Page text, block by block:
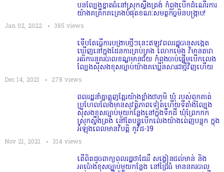
បនល្បែងខ្នាតធំនៅស្រុកស្ទឹងត្រង់ កំពុងបើកដំណើរការ
យ៉ាងគគ្រឹកគគ្រេងបំផុតខណៈសមត្ថកិច្ចមិនបង្ក្រាប!
Jan 02, 2022 385 views
ទើបតែធ្វើការបង្រាបថ្មីៗនេះឥឡូវពលរដ្ឋបានសង្កេត
ឃើញនៅក្នុងដែនការគ្រប់គ្រង លោកម៉េង វិមានតារា
អធិការនគរបាលខណ្ឌមានជ័យ កំពុងចាប់ផ្ដើមបើកលេង
ល្បែងសុីសងខុសច្បាប់យ៉ាងគឃ្លើនសារជាថ្មីវិញហើយ
Dec 14, 2021 278 views
ពលរដ្ឋនាំគ្នាត្អូញត្អែរយ៉ាងខ្លាំងថាភូមិ​ ឃុំ​ របស់ពួកគាត់
ប្រហែលលែងមានសុវត្ថិភាពទៀតហេីយទីតាំងល្បែង
ស៊ីសងខុសច្បាប់មួយកន្លែងនៅក្នុងទឹកដី ឃុំព្រែកកក់
ស្រុកស្ទឹងត្រង់ នៅតែបន្តបើកលេងយ៉ាងពេញបន្ទុក ក្នុង
អំឡុងពេលមានវិបត្តិ កូវីដ-19
Nov 21, 2021 314 views
តើពិតដូចពាក្យពលរដ្ឋថាដែររឺ សង្វៀនជល់មាន់ និង
អាប៉ោងខុសច្បាប់មួយកន្លែង​ នៅជ្រៃធំ មាននគរបាល